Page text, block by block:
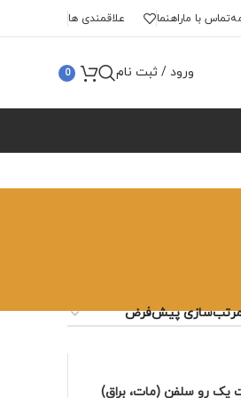
تماس با ماراهنما علاقمندی ها
ورود / ثبت نام 0
یک رو سلفن (مات، براق)